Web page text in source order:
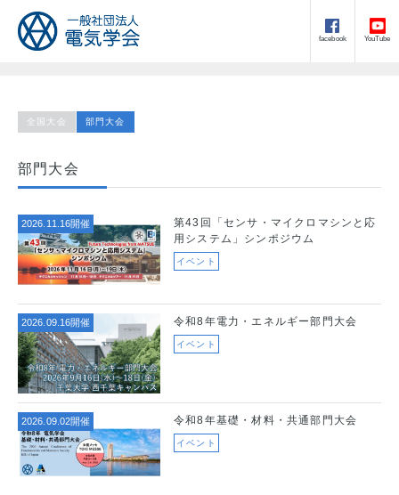
facebook YouTube
全国大会 部門大会
部門大会
2026.11.16開催
第43回「センサ・マイクロマシンと応
用システム」シンポジウム
イベント
2026.09.16開催 令和8年電力・エネルギー部門大会
イベント
2026.09.02開催 令和8年基礎・材料・共通部門大会
イベント